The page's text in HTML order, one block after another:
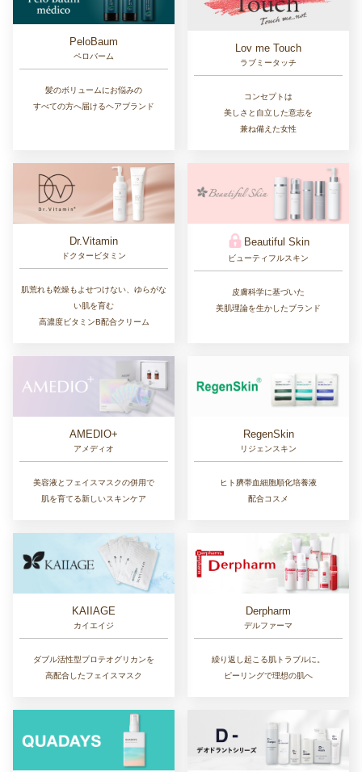
PeloBaum
ペロバーム
髪のボリュームにお悩みの
すべての方へ届けるヘアブランド
Lov me Touch
ラブミータッチ
コンセプトは
美しさと自立した意志を
兼ね備えた女性
Dr.Vitamin
ドクタービタミン
肌荒れも乾燥もよせつけない、ゆらがな
い肌を育む
高濃度ビタミンB配合クリーム
Beautiful Skin
ビューティフルスキン
皮膚科学に基づいた
美肌理論を生かしたブランド
AMEDIO+
アメディオ
美容液とフェイスマスクの併用で
肌を育てる新しいスキンケア
RegenSkin
リジェンスキン
ヒト臍帯血細胞順化培養液
配合コスメ
KAIIAGE
カイエイジ
ダブル活性型プロテオグリカンを
高配合したフェイスマスク
Derpharm
デルファーマ
繰り返し起こる肌トラブルに。
ピーリングで理想の肌へ